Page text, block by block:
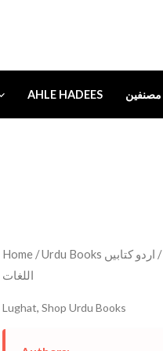
AHLE HADEES مصنفین
Home / Urdu Books اردو کتابیں /
اللغات
Lughat,Shop Urdu Books